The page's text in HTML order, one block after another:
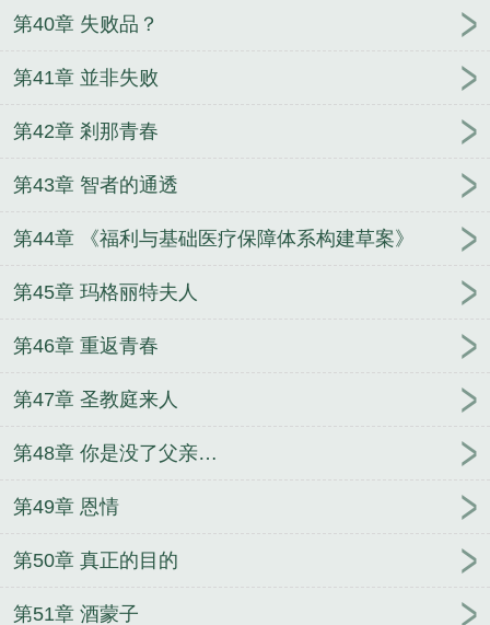
第40章 失败品？
第41章 並非失败
第42章 剎那青春
第43章 智者的通透
第44章 《福利与基础医疗保障体系构建草案》
第45章 玛格丽特夫人
第46章 重返青春
第47章 圣教庭来人
第48章 你是没了父亲…
第49章 恩情
第50章 真正的目的
第51章 酒蒙子